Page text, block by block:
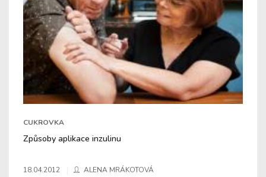
CUKROVKA
Způsoby aplikace inzulinu
18.04.2012 ALENA MRÁKOTOVÁ